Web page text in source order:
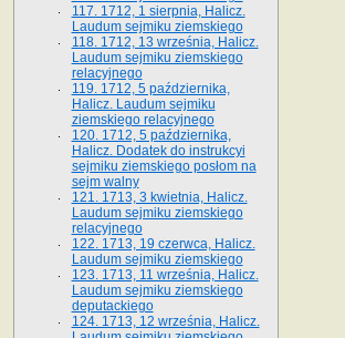
117. 1712, 1 sierpnia, Halicz.
Laudum sejmiku ziemskiego
118. 1712, 13 września, Halicz.
Laudum sejmiku ziemskiego
relacyjnego
119. 1712, 5 października,
Halicz. Laudum sejmiku
ziemskiego relacyjnego
120. 1712, 5 października,
Halicz. Dodatek do instrukcyi
sejmiku ziemskiego posłom na
sejm walny
121. 1713, 3 kwietnia, Halicz.
Laudum sejmiku ziemskiego
relacyjnego
122. 1713, 19 czerwca, Halicz.
Laudum sejmiku ziemskiego
123. 1713, 11 września, Halicz.
Laudum sejmiku ziemskiego
deputackiego
124. 1713, 12 września, Halicz.